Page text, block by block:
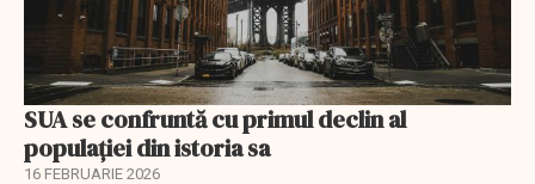
SUA se confruntă cu primul declin al
populației din istoria sa
16 FEBRUARIE 2026